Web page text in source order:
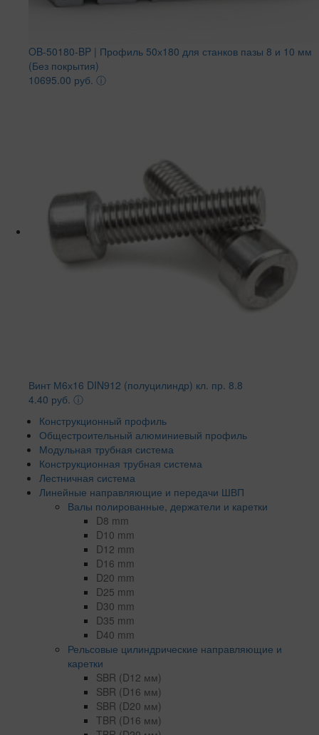
OB-50180-BP | Профиль 50х180 для станков пазы 8 и 10 мм
(Без покрытия)
10695.00 руб. ⓘ
Винт М6х16 DIN912 (полуцилиндр) кл. пр. 8.8
4.40 руб. ⓘ
Конструкционный профиль
Общестроительный алюминиевый профиль
Модульная трубная система
Конструкционная трубная система
Лестничная система
Линейные направляющие и передачи ШВП
Валы полированные, держатели и каретки
D8 mm
D10 mm
D12 mm
D16 mm
D20 mm
D25 mm
D30 mm
D35 mm
D40 mm
Рельсовые цилиндрические направляющие и
каретки
SBR (D12 мм)
SBR (D16 мм)
SBR (D20 мм)
TBR (D16 мм)